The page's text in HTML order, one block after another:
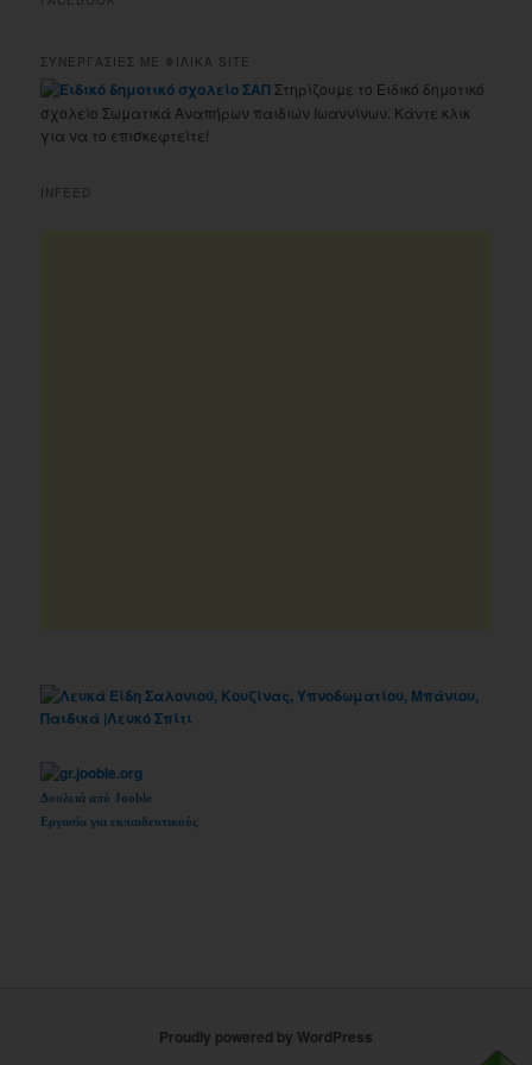
ΣΥΝΕΡΓΑΣΙΕΣ ΜΕ ΦΙΛΙΚΑ SITE
Στηρίζουμε το Ειδικό δημοτικό
σχολείο Σωματικά Αναπήρων παιδιών Ιωαννίνων. Κάντε κλικ
για να το επισκεφτείτε!
INFEED
Δουλειά από Jooble
Εργασία για εκπαιδευτικούς
Proudly powered by WordPress